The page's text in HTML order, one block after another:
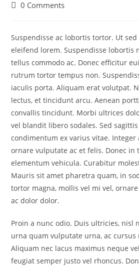
0 Comments
Suspendisse ac lobortis tortor. Ut
eleifend lorem. Suspendisse lobortis
tellus commodo ac. Donec efficitur
rutrum tortor tempus non.
iaculis porta. Aliquam erat volutpat.
lectus, et tincidunt arcu. Aenean
convallis tincidunt. Morbi ultrices
vel blandit libero sodales. Sed
condimentum ex varius vitae.
ornare vulputate ac et felis. Donec in
elementum vehicula. Curabitur
Mauris sit amet pharetra quam, in
tortor magna, mollis vel mi vel,
ac dolor dolor.
Proin a nunc odio. Duis ultricies, nisl
urna quam vulputate urna, ac cursus
Aliquam nec lacus maximus neque
feugiat semper justo vel rhoncus.